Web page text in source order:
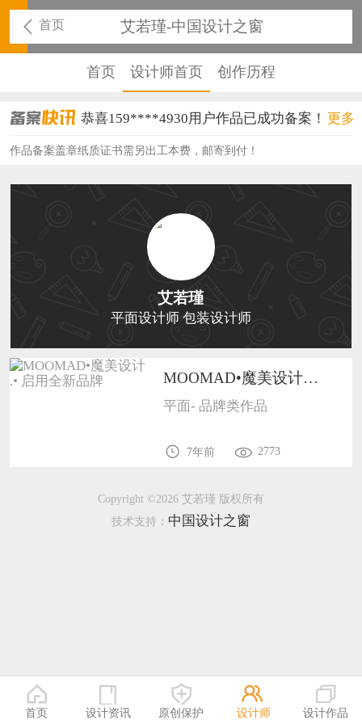
首页 艾若瑾-中国设计之窗
首页 设计师首页 创作历程
恭喜159****4930用户作品已成功备案！
恭喜150****6483用户作品已成功备案！
恭喜131****2473用户作品已成功备案！
恭喜159****4201用户作品已成功备案！
恭喜133****6466用户作品已成功备案！
恭喜131****1475用户作品已成功备案！
恭喜133****8874用户作品已成功备案！
恭喜138****8638用户作品已成功备案！
恭喜133****9020用户作品已成功备案！
恭喜136****9807用户作品已成功备案！
更多
作品备案盖章纸质证书需另出工本费，邮寄到付！
艾若瑾
平面设计师 包装设计师
MOOMAD•魔美设计 .• 启用全新品牌1001
平面- 品牌类作品
7年前 2773
Copyright ©2026 艾若瑾 版权所有
技术支持： 中国设计之窗
首页 设计资讯 原创保护 设计师 设计作品